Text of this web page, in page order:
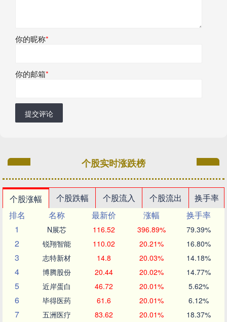
你的昵称*
你的邮箱*
提交评论
个股实时涨跌榜
个股涨幅 个股跌幅 个股流入 个股流出
换手率
排名
名称 最新价 涨幅
换手率
1
N展芯 116.52 396.89% 79.39%
2 锐翔智能 110.02 20.21% 16.80%
3 志特新材 14.8 20.03% 14.18%
4 博腾股份 20.44 20.02% 14.77%
5 近岸蛋白 46.72 20.01% 5.62%
6 毕得医药 61.6 20.01% 6.12%
7 五洲医疗 83.62 20.01% 18.37%